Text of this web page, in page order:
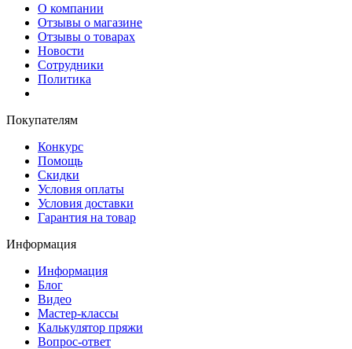
О компании
Отзывы о магазине
Отзывы о товарах
Новости
Сотрудники
Политика
Покупателям
Конкурс
Помощь
Скидки
Условия оплаты
Условия доставки
Гарантия на товар
Информация
Информация
Блог
Видео
Мастер-классы
Калькулятор пряжи
Вопрос-ответ